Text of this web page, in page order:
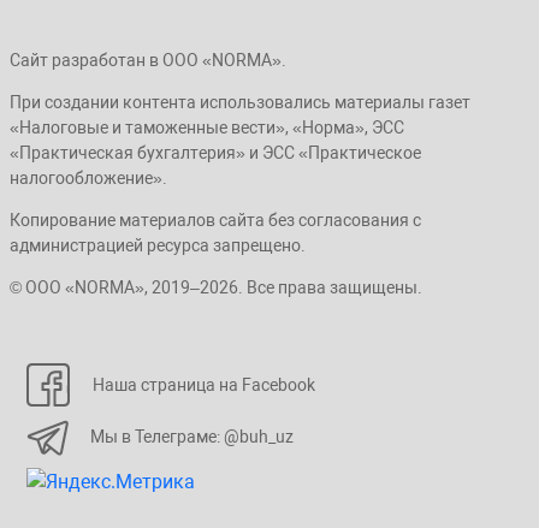
Сайт разработан в ООО «NORMA».
При создании контента использовались материалы газет
«Налоговые и таможенные вести», «Норма», ЭСС
«Практическая бухгалтерия» и ЭСС «Практическое
налогообложение».
Копирование материалов сайта без согласования с
администрацией ресурса запрещено.
© ООО «NORMA», 2019–2026. Все права защищены.
Наша страница на Facebook
Мы в Телеграме: @buh_uz